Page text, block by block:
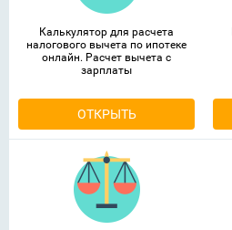
Калькулятор для расчета
налогового вычета по ипотеке
онлайн. Расчет вычета с
зарплаты
ОТКРЫТЬ